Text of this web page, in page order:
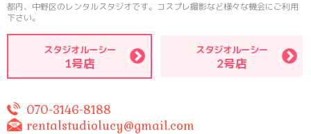
都内、中野区のレンタルスタジオです。コスプレ撮影など様々な機会にご利用
下さい。
スタジオルーシー
1号店
スタジオルーシー
2号店
070-3146-8188
rentalstudiolucy@gmail.com